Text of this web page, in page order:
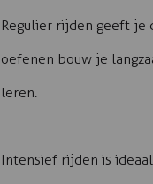
Regulier rijden geeft
oefenen bouw je
leren.
Intensief rijden is